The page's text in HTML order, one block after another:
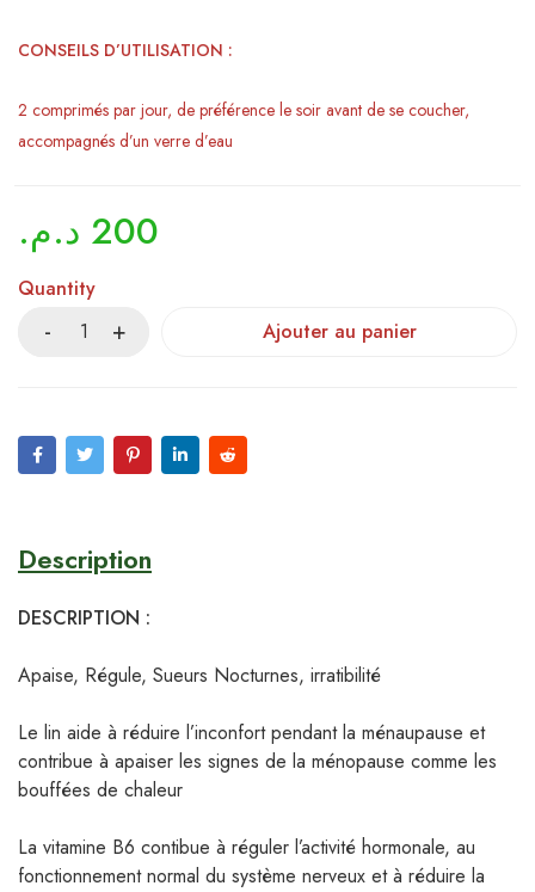
CONSEILS D’UTILISATION :
2 comprimés par jour, de préférence le soir avant de se coucher,
accompagnés d’un verre d’eau
200 د.م.
Quantity
Ajouter au panier
Description
DESCRIPTION :
Apaise, Régule, Sueurs Nocturnes, irratibilité
Le lin aide à réduire l’inconfort pendant la ménaupause et
contribue à apaiser les signes de la ménopause comme les
bouffées de chaleur
La vitamine B6 contibue à réguler l’activité hormonale, au
fonctionnement normal du système nerveux et à réduire la